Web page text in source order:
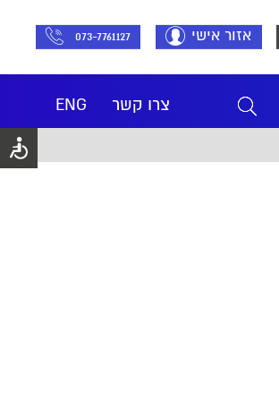
אזור אישי 073-7761127
ENG צרו קשר